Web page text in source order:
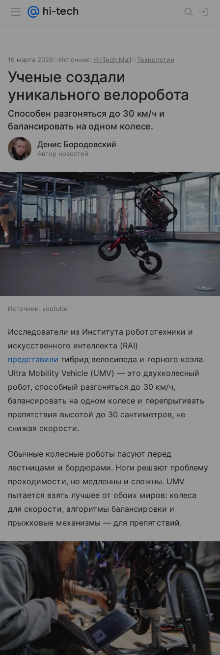
16 марта 2026 Источник: Hi-Tech Mail Технологии
Ученые создали
уникального велоробота
Способен разгоняться до 30 км/ч и
балансировать на одном колесе.
Денис Бородовский
Автор новостей
Источник: youtube
Исследователи из Института робототехники и
искусственного интеллекта (RAI)
представили гибрид велосипеда и горного козла.
Ultra Mobility Vehicle (UMV) — это двухколесный
робот, способный разгоняться до 30 км/ч,
балансировать на одном колесе и перепрыгивать
препятствия высотой до 30 сантиметров, не
снижая скорости.
Обычные колесные роботы пасуют перед
лестницами и бордюрами. Ноги решают проблему
проходимости, но медленны и сложны. UMV
пытается взять лучшее от обоих миров: колеса
для скорости, алгоритмы балансировки и
прыжковые механизмы — для препятствий.